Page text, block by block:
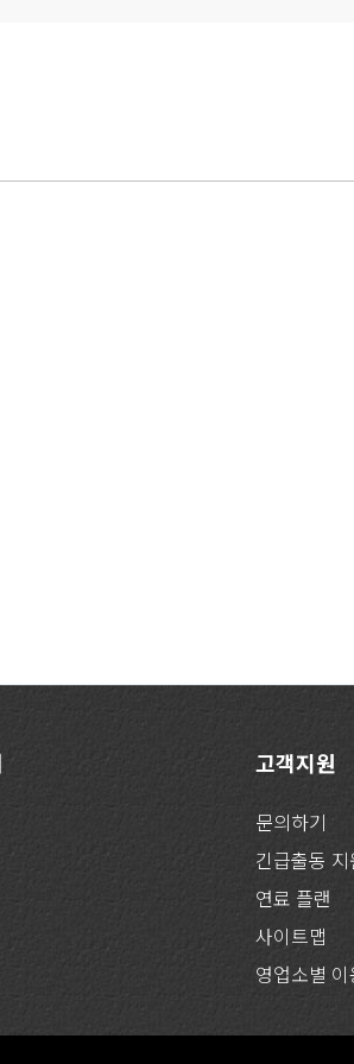
고객지원
문의하기
긴급출동 지
연료 플랜
사이트맵
영업소별 이